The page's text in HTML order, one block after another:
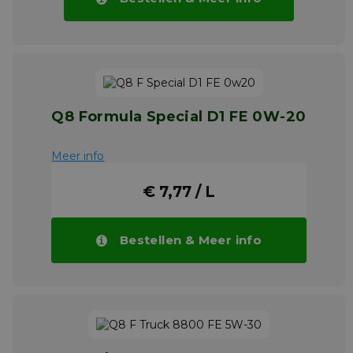
Q8 Formula Special D1 FE 0W-20
Meer info
€ 7,77 / L
Bestellen & Meer info